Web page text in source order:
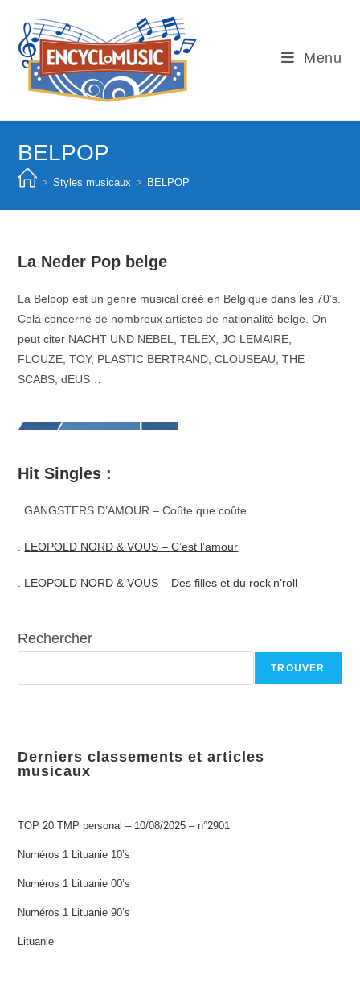
content
Menu
BELPOP
> Styles musicaux > BELPOP
La Neder Pop belge
La Belpop est un genre musical créé en Belgique dans les 70’s.
Cela concerne de nombreux artistes de nationalité belge. On
peut citer NACHT UND NEBEL, TELEX, JO LEMAIRE,
FLOUZE, TOY, PLASTIC BERTRAND, CLOUSEAU, THE
SCABS, dEUS…
Hit Singles :
. GANGSTERS D’AMOUR – Coûte que coûte
LEOPOLD NORD & VOUS – C’est l’amour
LEOPOLD NORD & VOUS – Des filles et du rock’n’roll
Rechercher
TROUVER
Derniers classements et articles
musicaux
TOP 20 TMP personal – 10/08/2025 – n°2901
Numéros 1 Lituanie 10’s
Numéros 1 Lituanie 00’s
Numéros 1 Lituanie 90’s
Lituanie